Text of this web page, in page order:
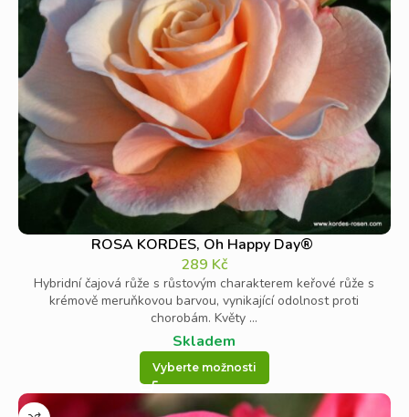
ROSA KORDES, Oh Happy Day®
289 Kč
Hybridní čajová růže s růstovým charakterem keřové růže s
krémově meruňkovou barvou, vynikající odolnost proti
chorobám. Květy ...
Skladem
Vyberte možnosti